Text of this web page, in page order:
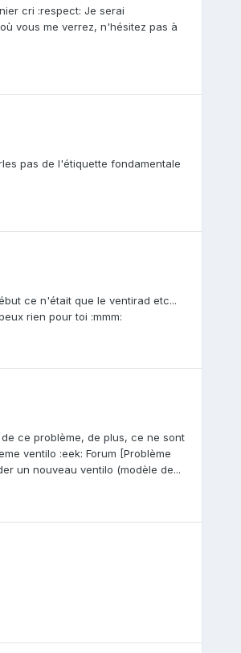
cri :respect: Je serai
vous me verrez, n'hésitez pas à
pas de l'étiquette fondamentale
ce n'était que le ventirad etc...
rien pour toi :mmm:
ce problème, de plus, ce ne sont
ventilo :eek: Forum [Problème
un nouveau ventilo (modèle de...